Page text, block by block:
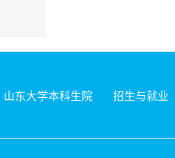
山东大学本科生院 招生与就业